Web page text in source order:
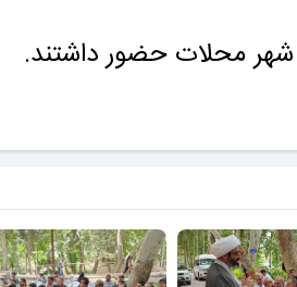
شهر محلات حضور داشتند.